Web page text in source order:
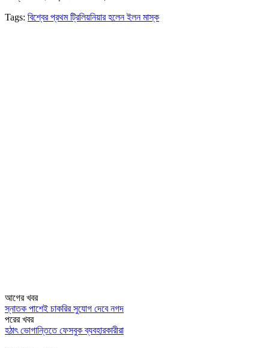
Tags: বিশ্বের প্রথম ট্রিলিয়নিয়ার হলেন ইলন মাস্ক
আগের খবর
স্নাতক পাশেই চাকরির সুযোগ দেবে নগদ
পরের খবর
হঠাৎ ভোগান্তিতে ফেসবুক ব্যবহারকারীরা